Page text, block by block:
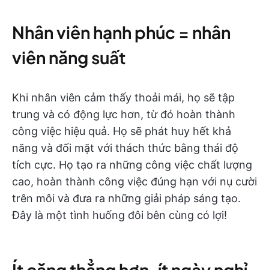
Nhân viên hạnh phúc = nhân
viên năng suất
Khi nhân viên cảm thấy thoải mái, họ sẽ tập
trung và có động lực hơn, từ đó hoàn thành
công việc hiệu quả. Họ sẽ phát huy hết khả
năng và đối mặt với thách thức bằng thái độ
tích cực. Họ tạo ra những công việc chất lượng
cao, hoàn thành công việc đúng hạn với nụ cười
trên môi và đưa ra những giải pháp sáng tạo.
Đây là một tình huống đôi bên cùng có lợi!